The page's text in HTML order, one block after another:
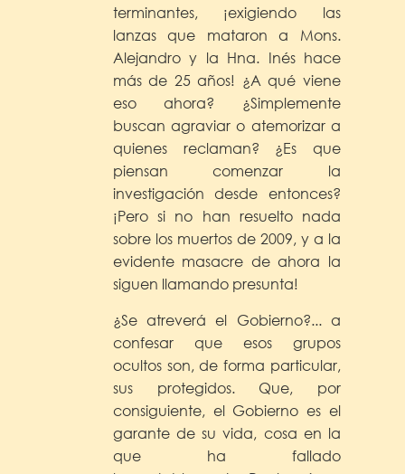
terminantes, ¡exigiendo las
lanzas que mataron a Mons.
Alejandro y la Hna. Inés hace
más de 25 años! ¿A qué viene
eso ahora? ¿Simplemente
buscan agraviar o atemorizar a
quienes reclaman? ¿Es que
piensan comenzar la
investigación desde entonces?
¡Pero si no han resuelto nada
sobre los muertos de 2009, y a la
evidente masacre de ahora la
siguen llamando presunta!
¿Se atreverá el Gobierno?... a
confesar que esos grupos
ocultos son, de forma particular,
sus protegidos. Que, por
consiguiente, el Gobierno es el
garante de su vida, cosa en la
que ha fallado